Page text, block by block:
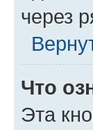
через
Что
Эта